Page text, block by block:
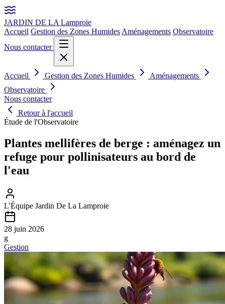
JARDIN DE LA Lamproie
Accueil Gestion des Zones Humides Aménagements Observatoire
Nous contacter
Accueil Gestion des Zones Humides
Aménagements
Observatoire
Nous contacter
Retour à l'accueil
Étude de l'Observatoire
Plantes mellifères de berge : aménagez un
refuge pour pollinisateurs au bord de
l'eau
L'Équipe Jardin De La Lamproie
28 juin 2026
g
Gestion